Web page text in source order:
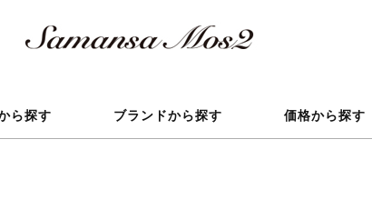
ら探す ブランドから探す 価格から探す